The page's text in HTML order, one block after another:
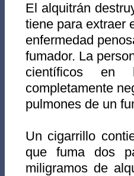
El alquitrán
tiene para extraer
enfermedad
fumador. La
científicos en
completamente
pulmones de un
Un cigarrillo
que fuma dos
miligramos de